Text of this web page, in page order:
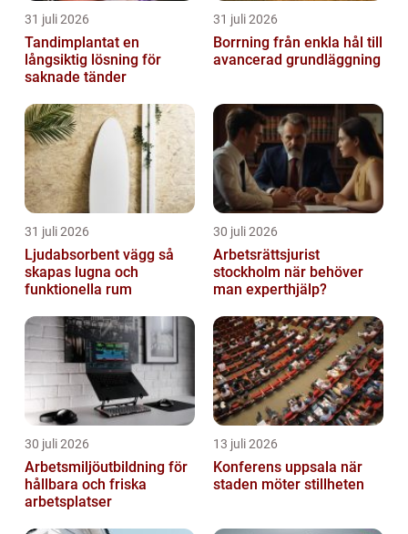
31 juli 2026
Tandimplantat en
långsiktig lösning för
saknade tänder
31 juli 2026
Borrning från enkla hål till
avancerad grundläggning
31 juli 2026
Ljudabsorbent vägg så
skapas lugna och
funktionella rum
30 juli 2026
Arbetsrättsjurist
stockholm när behöver
man experthjälp?
30 juli 2026
Arbetsmiljöutbildning för
hållbara och friska
arbetsplatser
13 juli 2026
Konferens uppsala när
staden möter stillheten